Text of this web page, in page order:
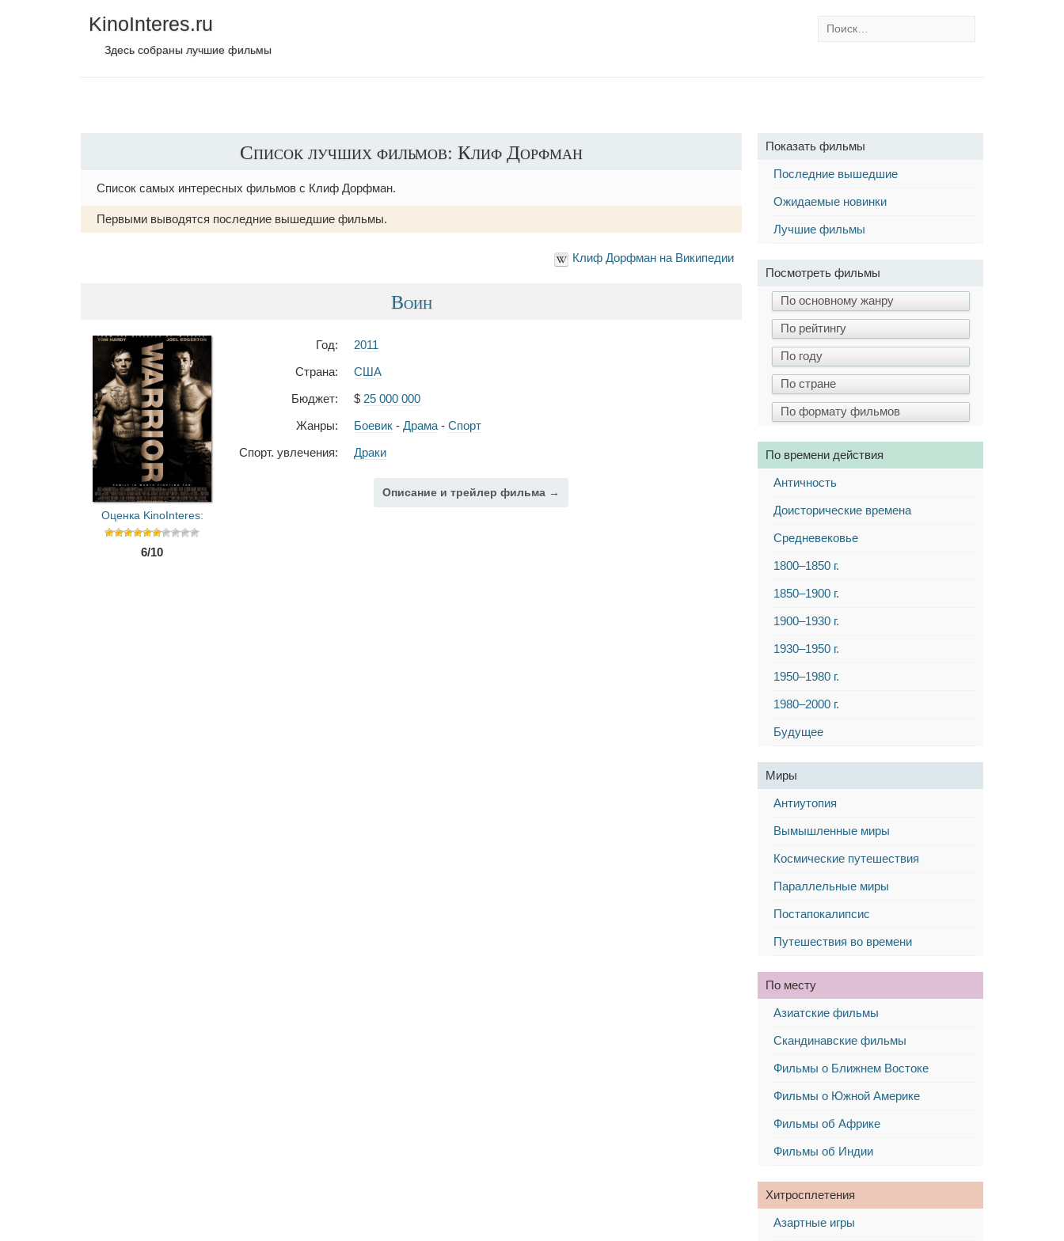
KinoInteres.ru
Здесь собраны лучшие фильмы
Список лучших фильмов: Клиф Дорфман
Список самых интересных фильмов с Клиф Дорфман.
Первыми выводятся последние вышедшие фильмы.
Клиф Дорфман на Википедии
Воин
Оценка KinoInteres:
6/10
Год:
2011
Страна:
США
Бюджет:
$ 25 000 000
Жанры:
Боевик - Драма - Спорт
Спорт. увлечения:
Драки
Описание и трейлер фильма →
Показать фильмы
Последние вышедшие
Ожидаемые новинки
Лучшие фильмы
Посмотреть фильмы
По времени действия
Античность
Доисторические времена
Средневековье
1800–1850 г.
1850–1900 г.
1900–1930 г.
1930–1950 г.
1950–1980 г.
1980–2000 г.
Будущее
Миры
Антиутопия
Вымышленные миры
Космические путешествия
Параллельные миры
Постапокалипсис
Путешествия во времени
По месту
Азиатские фильмы
Скандинавские фильмы
Фильмы о Ближнем Востоке
Фильмы о Южной Америке
Фильмы об Африке
Фильмы об Индии
Хитросплетения
Азартные игры